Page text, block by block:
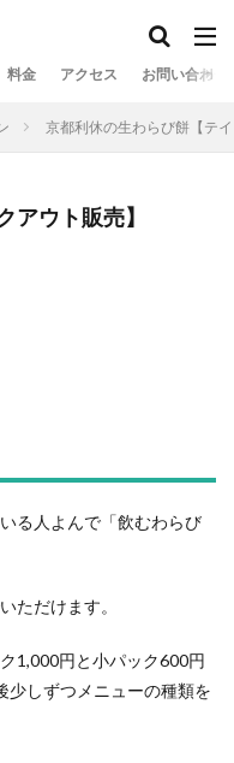
料金 アクセス お問い合わせ
京都利休の生わらび餅【テ
アウト販売】
る人よんで「飲むわらび
ただけます。
1,000円と小パック600円
少しずつメニューの種類を